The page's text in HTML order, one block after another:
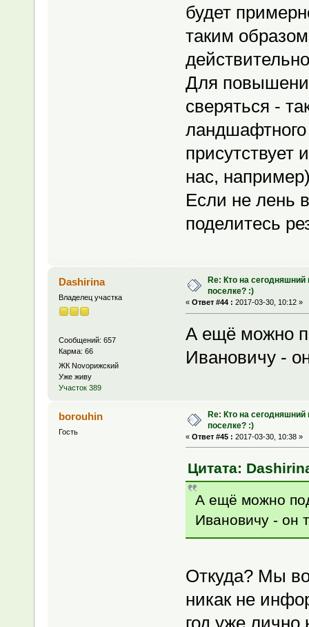
будет
таким
Для
сверяться -
присутствует
нас,
Если не лень
поделитесь
Dashirina
Владелец участка
Сообщений: 657
Карма: 66
ЖК Novoрижский
Уже живу
Участок 389
Re: Кто на
поселке? :)
« Ответ #44 : 2017-03-30, 10:12 »
А ещё можно
Ивановичу -
borouhin
Гость
Re: Кто на
поселке? :)
« Ответ #45 : 2017-03-30, 10:38 »
Цитата:
А ещё можно
Ивановичу - он
Откуда? Мы
никак не
год уже